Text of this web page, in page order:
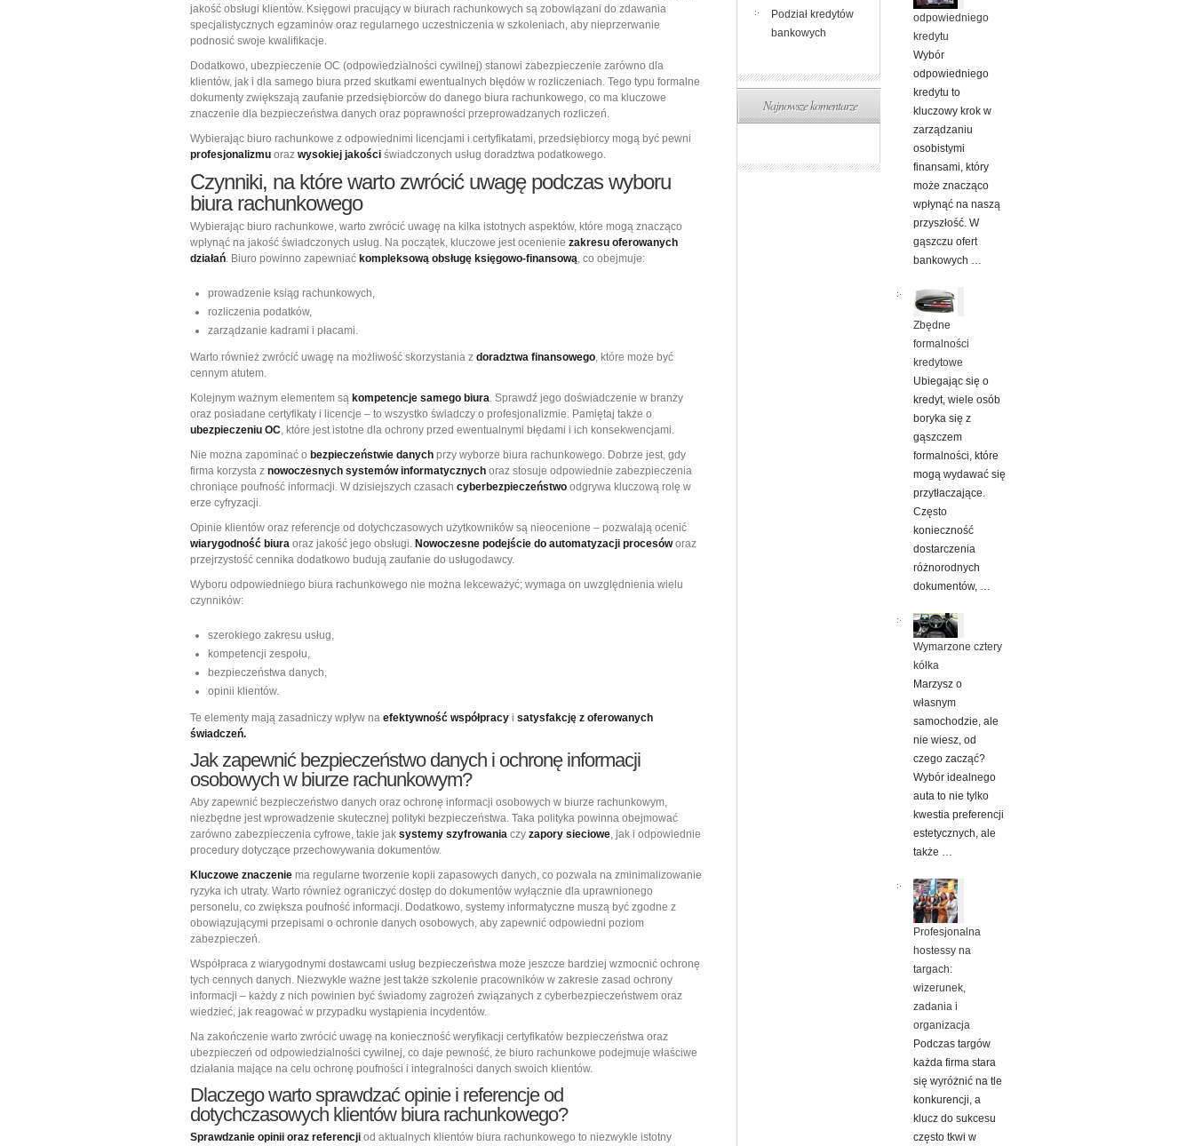
jakość obsługi klientów. Księgowi pracujący w biurach rachunkowych są zobowiązani do zdawania
specjalistycznych egzaminów oraz regularnego uczestniczenia w szkoleniach, aby nieprzerwanie
podnosić swoje kwalifikacje.
Dodatkowo, ubezpieczenie OC (odpowiedzialności cywilnej) stanowi zabezpieczenie zarówno dla
klientów, jak i dla samego biura przed skutkami ewentualnych błędów w rozliczeniach. Tego typu formalne
dokumenty zwiększają zaufanie przedsiębiorców do danego biura rachunkowego, co ma kluczowe
znaczenie dla bezpieczeństwa danych oraz poprawności przeprowadzanych rozliczeń.
Wybierając biuro rachunkowe z odpowiednimi licencjami i certyfikatami, przedsiębiorcy mogą być pewni
profesjonalizmu oraz wysokiej jakości świadczonych usług doradztwa podatkowego.
Czynniki, na które warto zwrócić uwagę podczas wyboru
biura rachunkowego
Wybierając biuro rachunkowe, warto zwrócić uwagę na kilka istotnych aspektów, które mogą znacząco
wpłynąć na jakość świadczonych usług. Na początek, kluczowe jest ocenienie zakresu oferowanych
działań. Biuro powinno zapewniać kompleksową obsługę księgowo-finansową, co obejmuje:
prowadzenie ksiąg rachunkowych,
rozliczenia podatków,
zarządzanie kadrami i płacami.
Warto również zwrócić uwagę na możliwość skorzystania z doradztwa finansowego, które może być
cennym atutem.
Kolejnym ważnym elementem są kompetencje samego biura. Sprawdź jego doświadczenie w branży
oraz posiadane certyfikaty i licencje – to wszystko świadczy o profesjonalizmie. Pamiętaj także o
ubezpieczeniu OC, które jest istotne dla ochrony przed ewentualnymi błędami i ich konsekwencjami.
Nie można zapominać o bezpieczeństwie danych przy wyborze biura rachunkowego. Dobrze jest, gdy
firma korzysta z nowoczesnych systemów informatycznych oraz stosuje odpowiednie zabezpieczenia
chroniące poufność informacji. W dzisiejszych czasach cyberbezpieczeństwo odgrywa kluczową rolę w
erze cyfryzacji.
Opinie klientów oraz referencje od dotychczasowych użytkowników są nieocenione – pozwalają ocenić
wiarygodność biura oraz jakość jego obsługi. Nowoczesne podejście do automatyzacji procesóworaz
przejrzystość cennika dodatkowo budują zaufanie do usługodawcy.
Wyboru odpowiedniego biura rachunkowego nie można lekceważyć; wymaga on uwzględnienia wielu
czynników:
szerokiego zakresu usług,
kompetencji zespołu,
bezpieczeństwa danych,
opinii klientów.
Te elementy mają zasadniczy wpływ na efektywność współpracy i satysfakcję z oferowanych
świadczeń.
Jak zapewnić bezpieczeństwo danych i ochronę informacji
osobowych w biurze rachunkowym?
Aby zapewnić bezpieczeństwo danych oraz ochronę informacji osobowych w biurze rachunkowym,
niezbędne jest wprowadzenie skutecznej polityki bezpieczeństwa. Taka polityka powinna obejmować
zarówno zabezpieczenia cyfrowe, takie jak systemy szyfrowania czy zapory sieciowe, jak i odpowiednie
procedury dotyczące przechowywania dokumentów.
Kluczowe znaczenie ma regularne tworzenie kopii zapasowych danych, co pozwala na zminimalizowanie
ryzyka ich utraty. Warto również ograniczyć dostęp do dokumentów wyłącznie dla uprawnionego
personelu, co zwiększa poufność informacji. Dodatkowo, systemy informatyczne muszą być zgodne z
obowiązującymi przepisami o ochronie danych osobowych, aby zapewnić odpowiedni poziom
zabezpieczeń.
Współpraca z wiarygodnymi dostawcami usług bezpieczeństwa może jeszcze bardziej wzmocnić ochronę
tych cennych danych. Niezwykle ważne jest także szkolenie pracowników w zakresie zasad ochrony
informacji – każdy z nich powinien być świadomy zagrożeń związanych z cyberbezpieczeństwem oraz
wiedzieć, jak reagować w przypadku wystąpienia incydentów.
Na zakończenie warto zwrócić uwagę na konieczność weryfikacji certyfikatów bezpieczeństwa oraz
ubezpieczeń od odpowiedzialności cywilnej, co daje pewność, że biuro rachunkowe podejmuje właściwe
działania mające na celu ochronę poufności i integralności danych swoich klientów.
Dlaczego warto sprawdzać opinie i referencje od
dotychczasowych klientów biura rachunkowego?
Sprawdzanie opinii oraz referencji od aktualnych klientów biura rachunkowego to niezwykle istotny
Podział kredytów
bankowych
Najnowsze komentarze
odpowiedniego
kredytu
Wybór
odpowiedniego
kredytu to
kluczowy krok w
zarządzaniu
osobistymi
finansami, który
może znacząco
wpłynąć na naszą
przyszłość. W
gąszczu ofert
bankowych …
Zbędne
formalności
kredytowe
Ubiegając się o
kredyt, wiele osób
boryka się z
gąszczem
formalności, które
mogą wydawać się
przytłaczające.
Często
konieczność
dostarczenia
różnorodnych
dokumentów, …
Wymarzone cztery
kółka
Marzysz o
własnym
samochodzie, ale
nie wiesz, od
czego zacząć?
Wybór idealnego
auta to nie tylko
kwestia preferencji
estetycznych, ale
także …
Profesjonalna
hostessy na
targach:
wizerunek,
zadania i
organizacja
Podczas targów
każda firma stara
się wyróżnić na tle
konkurencji, a
klucz do sukcesu
często tkwi w